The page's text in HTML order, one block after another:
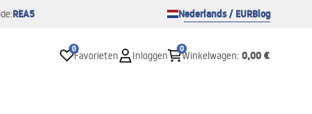
REA5 Nederlands / EURBlog
0
Favorieten Inloggen
0
Winkelwagen: 0,00 €